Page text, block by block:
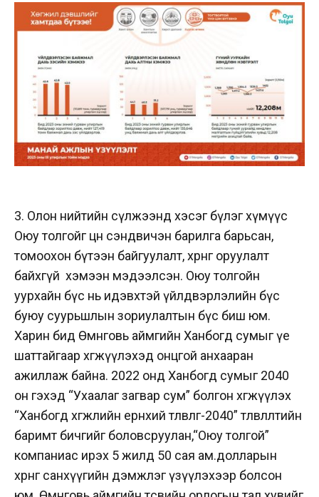
3. Олон нийтийн сүлжээнд хэсэг бүлэг хүмүүс
Оюу толгойг цөөн сэндвичэн барилга барьсан,
томоохон бүтээн байгуулалт, хөрөнгө оруулалт
байхгүй xэмээн мэдээлсэн. Оюу толгойн
уурхайн бүс нь идэвхтэй үйлдвэрлэлийн бүс
буюу суурьшлын зориулалтын бүс биш юм.
Харин бид Өмнөговь аймгийн Ханбогд сумыг үе
шаттайгаар хөгжүүлэхэд онцгой анхааран
ажиллаж байна. 2022 онд Ханбогд сумыг 2040
он гэхэд “Ухаалаг загвар сум” болгон хөгжүүлэх
“Ханбогд хөгжлийн ерөнхий төлөвлөгөө-2040” төлөвлөлтийн
баримт бичгийг боловсруулан,“Оюу толгой”
компаниас ирэх 5 жилд 50 сая ам.долларын
хөрөнгө санхүүгийн дэмжлэг үзүүлэхээр болсон